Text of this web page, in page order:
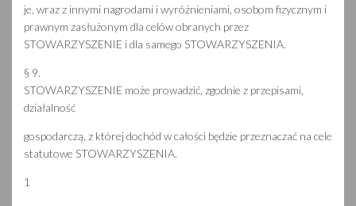
je, wraz z innymi nagrodami i wyróżnieniami, osobom fizycznym i
prawnym zasłużonym dla celów obranych przez
STOWARZYSZENIE i dla samego STOWARZYSZENIA.
§ 9.
STOWARZYSZENIE może prowadzić, zgodnie z przepisami,
działalność
gospodarczą, z której dochód w całości będzie przeznaczać na cele
statutowe STOWARZYSZENIA.
1